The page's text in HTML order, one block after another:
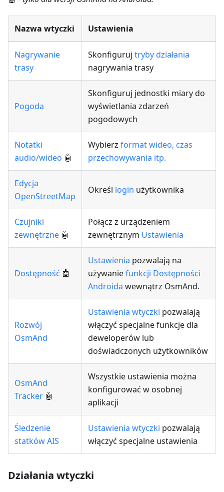
Nazwa wtyczki Ustawienia
Nagrywanie
trasy
Skonfiguruj tryby działania
nagrywania trasy
Pogoda
Skonfiguruj jednostki miary do
wyświetlania zdarzeń
pogodowych
Notatki
audio/wideo 🤖
Wybierz format wideo, czas
przechowywania itp.
Edycja
OpenStreetMap
Określ login użytkownika
Czujniki
zewnętrzne 🤖
Połącz z urządzeniem
zewnętrznym Ustawienia
Dostępność 🤖
Ustawienia pozwalają na
używaniefunkcji Dostępności
Androida wewnątrz OsmAnd.
Rozwój
OsmAnd
Ustawienia wtyczki pozwalają
włączyć specjalne funkcje dla
deweloperów lub
doświadczonych użytkowników
OsmAnd
Tracker 🤖
Wszystkie ustawienia można
konfigurować w osobnej
aplikacji
Śledzenie
statków AIS
Ustawienia wtyczki pozwalają
włączyć specjalne ustawienia
Działania wtyczki